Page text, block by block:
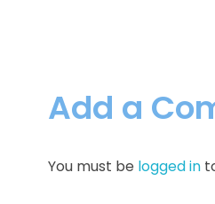
Add a
You must be logged in